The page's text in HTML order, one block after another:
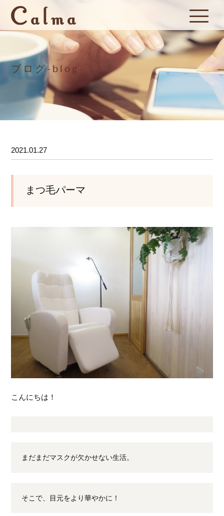
ブログ-blog-
2021.01.27
まつ毛パーマ
こんにちは！
まだまだマスクが欠かせない生活。
そこで、目元をより華やかに！